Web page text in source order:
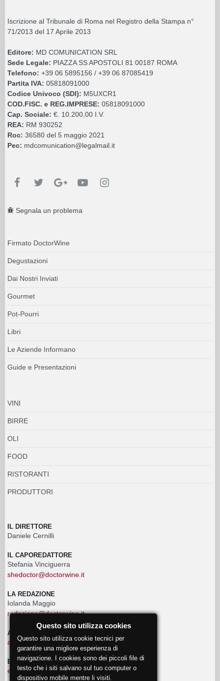
Iscrizione al Tribunale di Roma nel Registro della Stampa n°
71/2013 del 17 Aprile 2013
Editore: MD COMUNICATION SRL
Sede Legale: PIAZZA SS APOSTOLI 81 00187 ROMA
Telefono: +39 06 5895156 / +39 06 87085419
Partita IVA: 05818091000
Codice Univoco (SDI): M5UXCR1
COD.FISC. e REG.IMPRESE: 05818091000
Cap. Sociale: €. 10.200,00 I.V.
REA: RM 930252
Roc: 36580 del 5 maggio 2021
Pec: mdcomunication@legalmail.it
Segnala un problema
Firmato DoctorWine
Degustazioni
Dai Nostri Inviati
Gourmet
Pot-Pourri
Libri
Le Aziende Informano
Guide e Presentazioni
VINI
BIRRE
OLI
FOOD
RISTORANTI
PRODUTTORI
IL DIRETTORE
Daniele Cernilli
IL CAPOREDATTORE
Stefania Vinciguerra
shedoctor@doctorwine.it
LA REDAZIONE
Iolanda Maggio
redazione@doctorwine.it
ADVERTISING
advertising@doctorwine.it
EVENTI
eventi@doctorwine.it
Questo sito utilizza cookies
Questo sito utilizza cookie tecnici per
garantire una migliore esperienza di
navigazione. I cookies sono dei piccoli file di
testo che i siti salvano sul tuo computer o
dispositivo mobile mentre li visiti.